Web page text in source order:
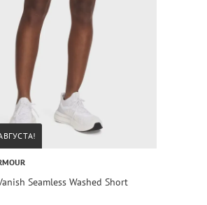
Seamless Washed Short